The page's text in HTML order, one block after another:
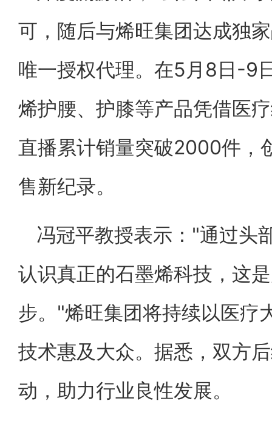
可，随后与烯旺集团达成独
唯一授权代理。在5月8日-9
烯护腰、护膝等产品凭借医
直播累计销量突破2000件，
售新纪录。
冯冠平教授表示："通过头
认识真正的石墨烯科技，这
步。"烯旺集团将持续以医疗
技术惠及大众。据悉，双方
动，助力行业良性发展。